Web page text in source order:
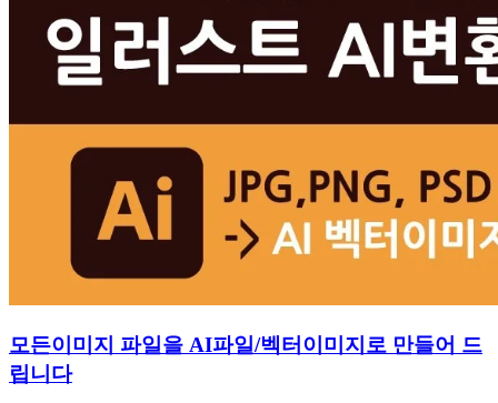
모든이미지 파일을 AI파일/벡터이미지로 만들어 드
립니다